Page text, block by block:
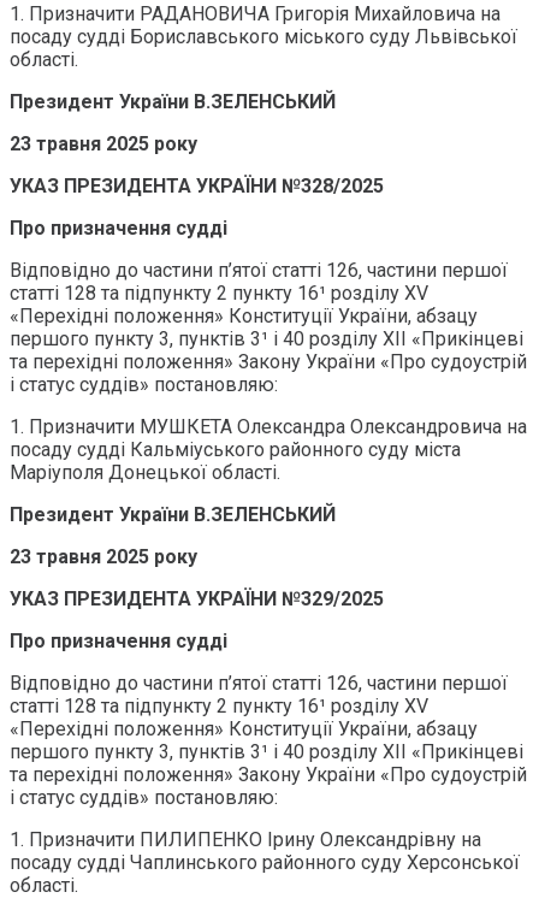
1. Призначити РАДАНОВИЧА Григорія Михайловича на
посаду судді Бориславського міського суду Львівської
області.
Президент України В.ЗЕЛЕНСЬКИЙ
23 травня 2025 року
УКАЗ ПРЕЗИДЕНТА УКРАЇНИ №328/2025
Про призначення судді
Відповідно до частини п’ятої статті 126, частини першої
статті 128 та підпункту 2 пункту 16¹ розділу XV
«Перехідні положення» Конституції України, абзацу
першого пункту 3, пунктів 3¹ і 40 розділу ХІІ «Прикінцеві
та перехідні положення» Закону України «Про судоустрій
і статус суддів» постановляю:
1. Призначити МУШКЕТА Олександра Олександровича на
посаду судді Кальміуського районного суду міста
Маріуполя Донецької області.
Президент України В.ЗЕЛЕНСЬКИЙ
23 травня 2025 року
УКАЗ ПРЕЗИДЕНТА УКРАЇНИ №329/2025
Про призначення судді
Відповідно до частини п’ятої статті 126, частини першої
статті 128 та підпункту 2 пункту 16¹ розділу XV
«Перехідні положення» Конституції України, абзацу
першого пункту 3, пунктів 3¹ і 40 розділу ХІІ «Прикінцеві
та перехідні положення» Закону України «Про судоустрій
і статус суддів» постановляю:
1. Призначити ПИЛИПЕНКО Ірину Олександрівну на
посаду судді Чаплинського районного суду Херсонської
області.